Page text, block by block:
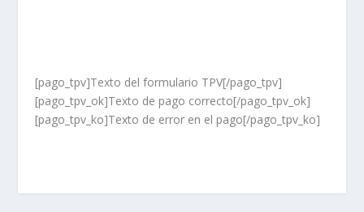
[pago_tpv]Texto del formulario TPV[/pago_tpv]
[pago_tpv_ok]Texto de pago correcto[/pago_tpv_ok]
[pago_tpv_ko]Texto de error en el pago[/pago_tpv_ko]